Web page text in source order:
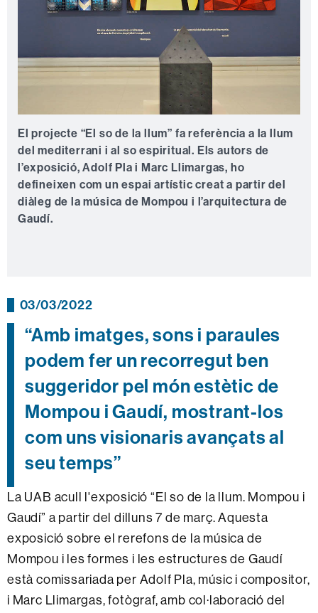
El projecte “El so de la llum” fa referència a la llum
del mediterrani i al so espiritual. Els autors de
l’exposició, Adolf Pla i Marc Llimargas, ho
defineixen com un espai artístic creat a partir del
diàleg de la música de Mompou i l’arquitectura de
Gaudí.
03/03/2022
“Amb imatges, sons i paraules
podem fer un recorregut ben
suggeridor pel món estètic de
Mompou i Gaudí, mostrant-los
com uns visionaris avançats al
seu temps”
La UAB acull l'exposició “El so de la llum. Mompou i
Gaudí” a partir del dilluns 7 de març. Aquesta
exposició sobre el rerefons de la música de
Mompou i les formes i les estructures de Gaudí
està comissariada per Adolf Pla, músic i compositor,
i Marc Llimargas, fotògraf, amb col·laboració del